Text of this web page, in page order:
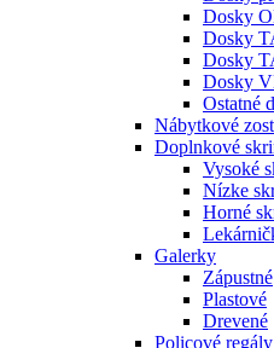
Dosky
Dosky
Dosky
Dosky
Ostatné
Nábytkové
Doplnkové
Vysoké
Nízke
Horné
Galerky
Zápustné
Plastové
Drevené
Policové regály